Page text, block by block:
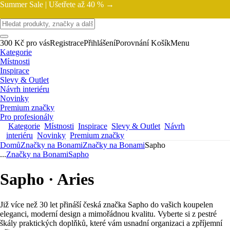
Summer Sale | Ušetřete až 40 % →
300 Kč pro vásRegistracePřihlášeníPorovnání KošíkMenu
Kategorie
Místnosti
Inspirace
Slevy & Outlet
Návrh interiéru
Novinky
Premium značky
Pro profesionály
Kategorie Místnosti Inspirace Slevy & Outlet Návrh
interiéru Novinky Premium značky
DomůZnačky na BonamiZnačky na BonamiSapho
...Značky na BonamiSapho
Sapho · Aries
Již více než 30 let přináší česká značka Sapho do vašich koupelen
eleganci, moderní design a mimořádnou kvalitu. Vyberte si z pestré
škály praktických doplňků, které vám usnadní organizaci a zpříjemní